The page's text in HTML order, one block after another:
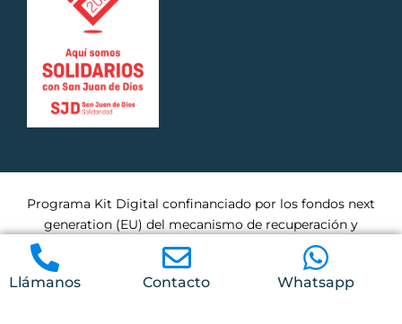
Llámanos Contacto Whatsapp
Programa Kit Digital confinanciado por los fondos next
generation (EU) del mecanismo de recuperación y
residencia.